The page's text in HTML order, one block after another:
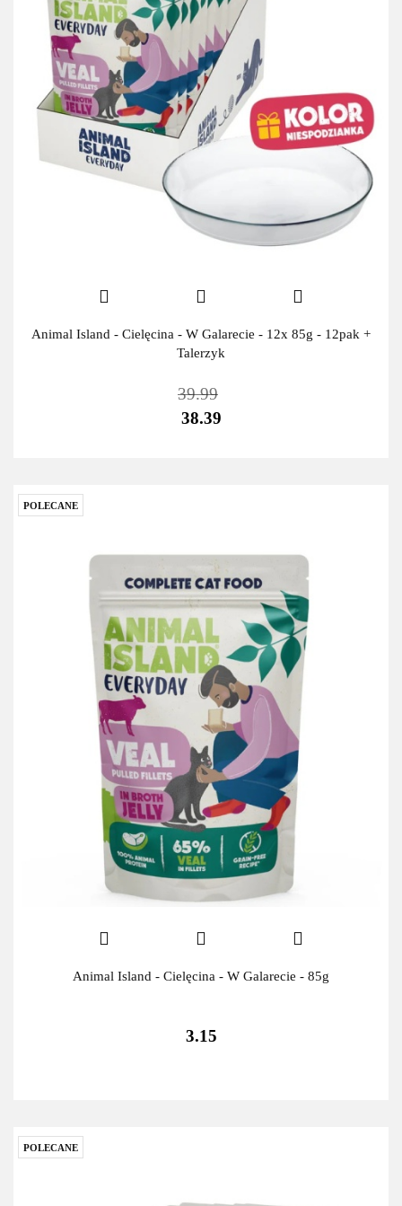
Animal Island - Cielęcina - W Galarecie - 12x 85g - 12pak +
Talerzyk
39.99
38.39
POLECANE
Animal Island - Cielęcina - W Galarecie - 85g
3.15
POLECANE